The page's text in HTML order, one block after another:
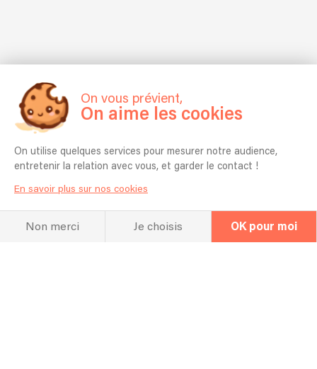
On vous prévient,
On aime les cookies
On utilise quelques services pour mesurer notre audience,
entretenir la relation avec vous, et garder le contact !
En savoir plus sur nos cookies
Non merci Je choisis OK pour moi